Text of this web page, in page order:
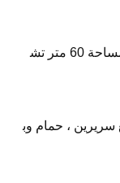
شقة للبيع بعمارة بالدور الاول بعد الارضى مساحة 60 متر تش
، حمام وب